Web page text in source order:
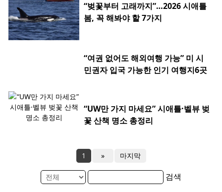
“벚꽃부터 고래까지”…2026 시애틀
봄, 꼭 해봐야 할 7가지
“여권 없어도 해외여행 가능” 미 시
민권자 입국 가능한 인기 여행지6곳
“UW만 가지 마세요” 시애틀·벨뷰 벚
꽃 산책 명소 총정리
1 » 마지막
검색